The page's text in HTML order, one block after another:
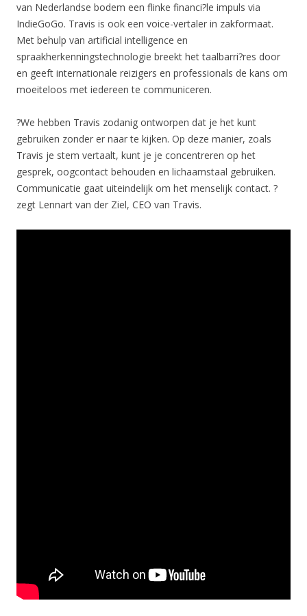
van Nederlandse bodem een flinke financi?le impuls via
IndieGoGo. Travis is ook een voice-vertaler in zakformaat.
Met behulp van artificial intelligence en
spraakherkenningstechnologie breekt het taalbarri?res door
en geeft internationale reizigers en professionals de kans om
moeiteloos met iedereen te communiceren.
?We hebben Travis zodanig ontworpen dat je het kunt
gebruiken zonder er naar te kijken. Op deze manier, zoals
Travis je stem vertaalt, kunt je je concentreren op het
gesprek, oogcontact behouden en lichaamstaal gebruiken.
Communicatie gaat uiteindelijk om het menselijk contact. ?
zegt Lennart van der Ziel, CEO van Travis.